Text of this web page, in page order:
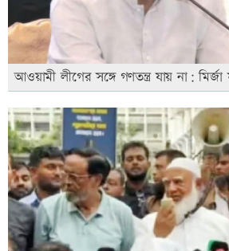
আওয়ামী লীগের সঙ্গে গণতন্ত্র যায় না: